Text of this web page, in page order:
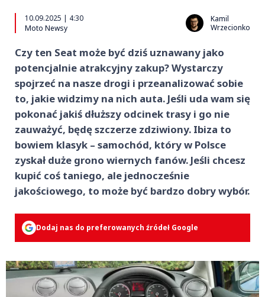
10.09.2025 | 4:30
Moto Newsy
Kamil
Wrzecionko
Czy ten Seat może być dziś uznawany jako
potencjalnie atrakcyjny zakup? Wystarczy
spojrzeć na nasze drogi i przeanalizować sobie
to, jakie widzimy na nich auta. Jeśli uda wam się
pokonać jakiś dłuższy odcinek trasy i go nie
zauważyć, będę szczerze zdziwiony. Ibiza to
bowiem klasyk – samochód, który w Polsce
zyskał duże grono wiernych fanów. Jeśli chcesz
kupić coś taniego, ale jednocześnie
jakościowego, to może być bardzo dobry wybór.
Dodaj nas do preferowanych źródeł Google